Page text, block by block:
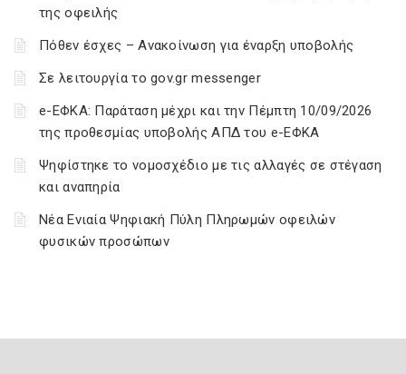
της οφειλής
Πόθεν έσχες – Ανακοίνωση για έναρξη υποβολής
Σε λειτουργία το gov.gr messenger
e-ΕΦΚΑ: Παράταση μέχρι και την Πέμπτη 10/09/2026
της προθεσμίας υποβολής ΑΠΔ του e-ΕΦΚΑ
Ψηφίστηκε το νομοσχέδιο με τις αλλαγές σε στέγαση
και αναπηρία
Νέα Ενιαία Ψηφιακή Πύλη Πληρωμών οφειλών
φυσικών προσώπων